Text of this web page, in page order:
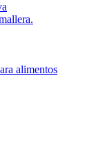
alimentos